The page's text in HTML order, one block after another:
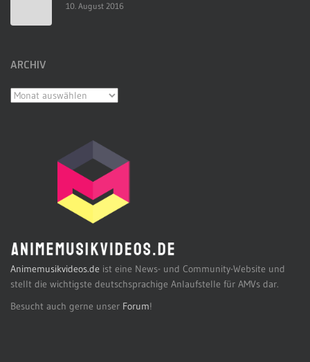
10. August 2016
ARCHIV
Archiv
Animemusikvideos.de ist eine News- und Community-Website und
stellt die wichtigste deutschsprachige Anlaufstelle für AMVs dar.
Besucht auch gerne unser Forum!